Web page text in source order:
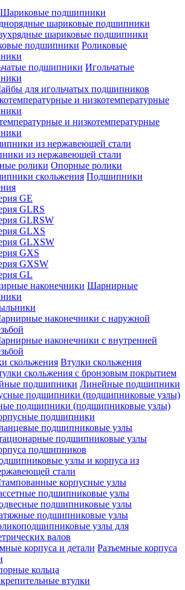
Шариковые подшипники
шариковые подшипники
шариковые подшипники
Роликовые
Игольчатые
для игольчатых подшипников
и низкотемпературные
из нержавеющей стали
Опорные ролики
Подшипники
GE
GLRS
GLRSW
GLXS
GLXSW
GXS
GXSW
GL
Шарнирные
наконечники с наружной
наконечники с внутренней
Втулки скольжения
скольжения с бронзовым покрытием
Линейные подшипники
подшипники (подшипниковые узлы)
подшипники
подшипниковые узлы
подшипниковые узлы
подшипников
узлы и корпуса из
стали
корпусные узлы
подшипниковые узлы
подшипниковые узлы
подшипниковые узлы
узлы для
валов
Разъемные корпуса
кольца
втулки